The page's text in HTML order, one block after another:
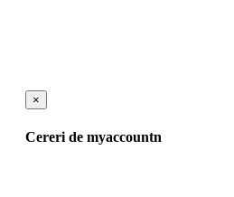
×
Cereri de myaccountn